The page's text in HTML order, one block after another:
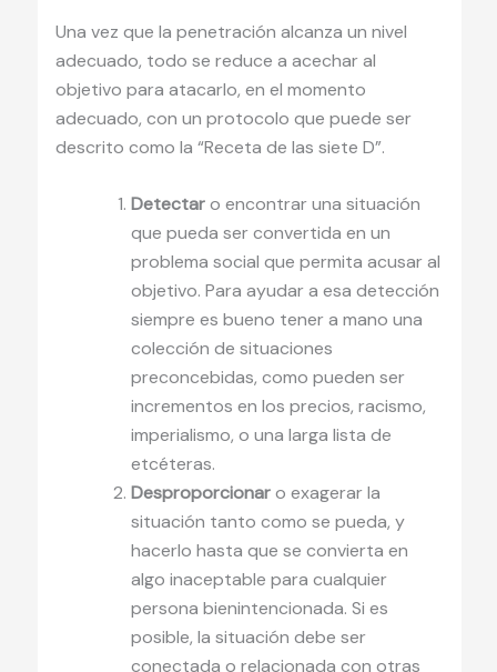
Una vez que la penetración alcanza un nivel
adecuado, todo se reduce a acechar al
objetivo para atacarlo, en el momento
adecuado, con un protocolo que puede ser
descrito como la “Receta de las siete D”.
Detectaro encontrar una situación
que pueda ser convertida en un
problema social que permita acusar al
objetivo. Para ayudar a esa detección
siempre es bueno tener a mano una
colección de situaciones
preconcebidas, como pueden ser
incrementos en los precios, racismo,
imperialismo, o una larga lista de
etcéteras.
Desproporcionaro exagerar la
situación tanto como se pueda, y
hacerlo hasta que se convierta en
algo inaceptable para cualquier
persona bienintencionada. Si es
posible, la situación debe ser
conectada o relacionada con otras